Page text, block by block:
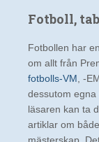
Fotboll,
Fotbollen har
om allt från
fotbolls-VM , -
dessutom
läsaren kan ta
artiklar om